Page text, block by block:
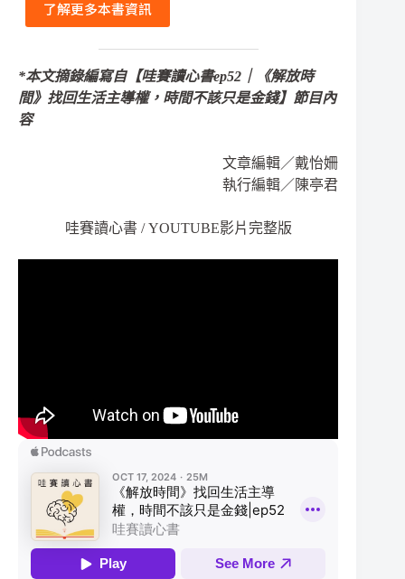
了解更多本書資訊
*本文摘錄編寫自【哇賽讀心書ep52｜《解放時
間》找回生活主導權，時間不該只是金錢】節目內
容
文章編輯／戴怡姍
執行編輯／陳亭君
哇賽讀心書 / YOUTUBE影片完整版